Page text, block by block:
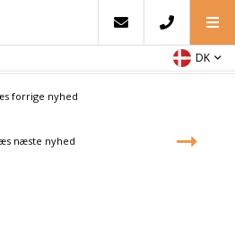
DK
forrige nyhed
næste nyhed